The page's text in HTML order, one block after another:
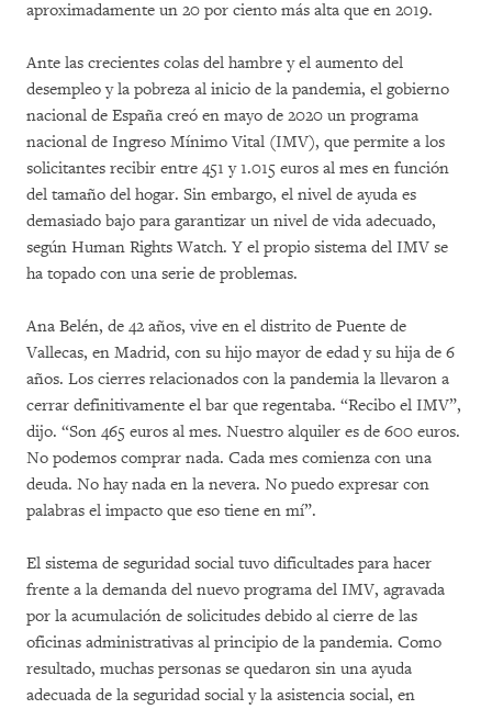
aproximadamente un 20 por ciento más alta que en 2019.
Ante las crecientes colas del hambre y el aumento del
desempleo y la pobreza al inicio de la pandemia, el gobierno
nacional de España creó en mayo de 2020 un programa
nacional de Ingreso Mínimo Vital (IMV), que permite a los
solicitantes recibir entre 451 y 1.015 euros al mes en función
del tamaño del hogar. Sin embargo, el nivel de ayuda es
demasiado bajo para garantizar un nivel de vida adecuado,
según Human Rights Watch. Y el propio sistema del IMV se
ha topado con una serie de problemas.
Ana Belén, de 42 años, vive en el distrito de Puente de
Vallecas, en Madrid, con su hijo mayor de edad y su hija de 6
años. Los cierres relacionados con la pandemia la llevaron a
cerrar definitivamente el bar que regentaba. “Recibo el IMV”,
dijo. “Son 465 euros al mes. Nuestro alquiler es de 600 euros.
No podemos comprar nada. Cada mes comienza con una
deuda. No hay nada en la nevera. No puedo expresar con
palabras el impacto que eso tiene en mí”.
El sistema de seguridad social tuvo dificultades para hacer
frente a la demanda del nuevo programa del IMV, agravada
por la acumulación de solicitudes debido al cierre de las
oficinas administrativas al principio de la pandemia. Como
resultado, muchas personas se quedaron sin una ayuda
adecuada de la seguridad social y la asistencia social, en